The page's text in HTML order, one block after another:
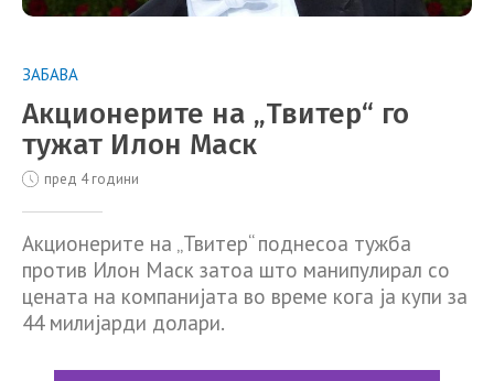
ЗАБАВА
Акционерите на „Твитер“ го
тужат Илон Маск
пред 4 години
Акционерите на „Твитер“ поднесоа тужба
против Илон Маск затоа што манипулирал со
цената на компанијата во време кога ја купи за
44 милијарди долари.